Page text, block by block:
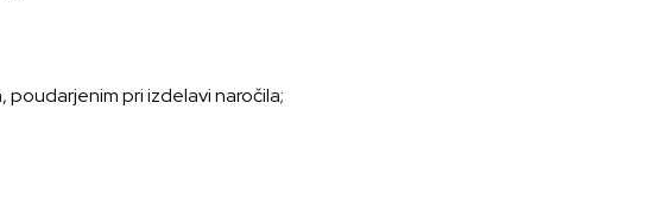
poudarjenim pri izdelavi naročila;